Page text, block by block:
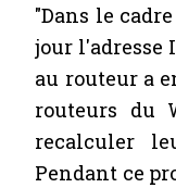
"Dans le
jour l'adresse
au routeur a
routeurs du
recalculer
Pendant ce